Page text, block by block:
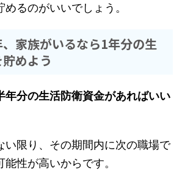
るのがいいでしょう。
家族がいるなら1年分の生
めよう
年分の生活防衛資金があればいい
い限り、その期間内に次の職場で
性が高いからです。